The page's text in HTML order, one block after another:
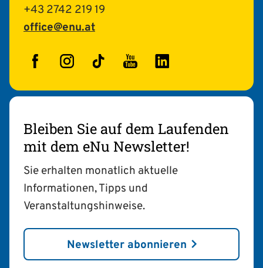
+43 2742 219 19
office@enu.at
FacebookInstagram
TikTokYouTubeLinkedIn
Bleiben Sie auf dem Laufenden
mit dem eNu Newsletter!
Sie erhalten monatlich aktuelle
Informationen, Tipps und
Veranstaltungshinweise.
Newsletter abonnieren